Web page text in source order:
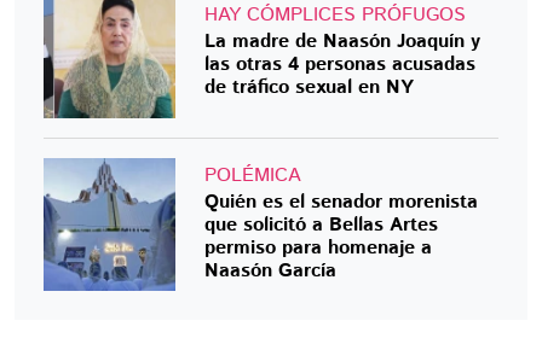
HAY CÓMPLICES PRÓFUGOS
La madre de Naasón Joaquín y
las otras 4 personas acusadas
de tráfico sexual en NY
POLÉMICA
Quién es el senador morenista
que solicitó a Bellas Artes
permiso para homenaje a
Naasón García